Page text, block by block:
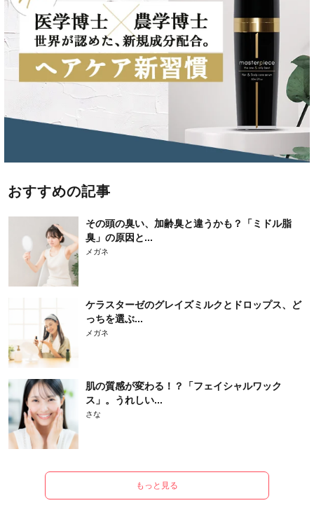
おすすめの記事
その頭の臭い、加齢臭と違うかも？「ミドル脂
臭」の原因と...
メガネ
ケラスターゼのグレイズミルクとドロップス、ど
っちを選ぶ...
メガネ
肌の質感が変わる！？「フェイシャルワック
ス」。うれしい...
さな
もっと見る